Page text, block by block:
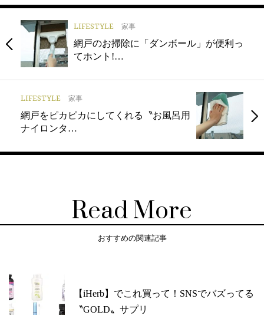
LIFESTYLE 家事
網戸のお掃除に「ダンボール」が便利っ
てホント!…
LIFESTYLE 家事
網戸をピカピカにしてくれる〝お風呂用
ナイロンタ…
Read More
おすすめの関連記事
【iHerb】でこれ買って！SNSでバズってる
〝GOLD〟サプリ